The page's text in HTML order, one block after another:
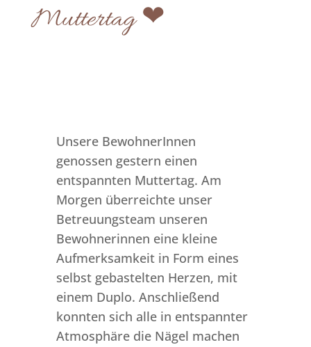
Muttertag ❤
Unsere BewohnerInnen
genossen gestern einen
entspannten Muttertag. Am
Morgen überreichte unser
Betreuungsteam unseren
Bewohnerinnen eine kleine
Aufmerksamkeit in Form eines
selbst gebastelten Herzen, mit
einem Duplo. Anschließend
konnten sich alle in entspannter
Atmosphäre die Nägel machen